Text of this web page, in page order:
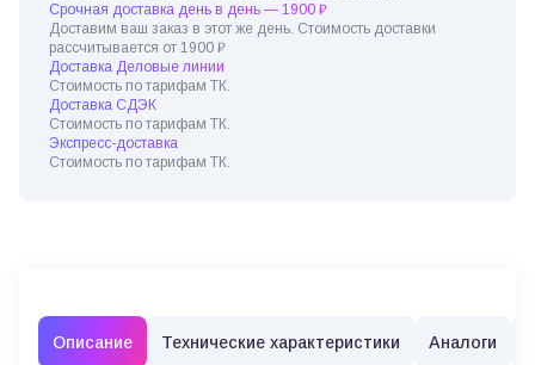
Срочная доставка день в день — 1900 ₽
Доставим ваш заказ в этот же день. Стоимость доставки
рассчитывается от 1900 ₽
Доставка Деловые линии
Стоимость по тарифам ТК.
Доставка СДЭК
Стоимость по тарифам ТК.
Экспресс-доставка
Стоимость по тарифам ТК.
Описание Технические характеристики Аналоги